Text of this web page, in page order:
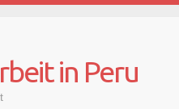
in Peru